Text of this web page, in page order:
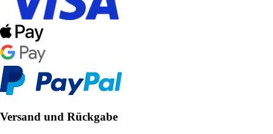
Versand und Rückgabe